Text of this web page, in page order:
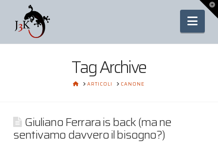
Tag Archive
HOME
ARTICOLI CANONE
Giuliano Ferrara is back (ma ne
sentivamo davvero il bisogno?)